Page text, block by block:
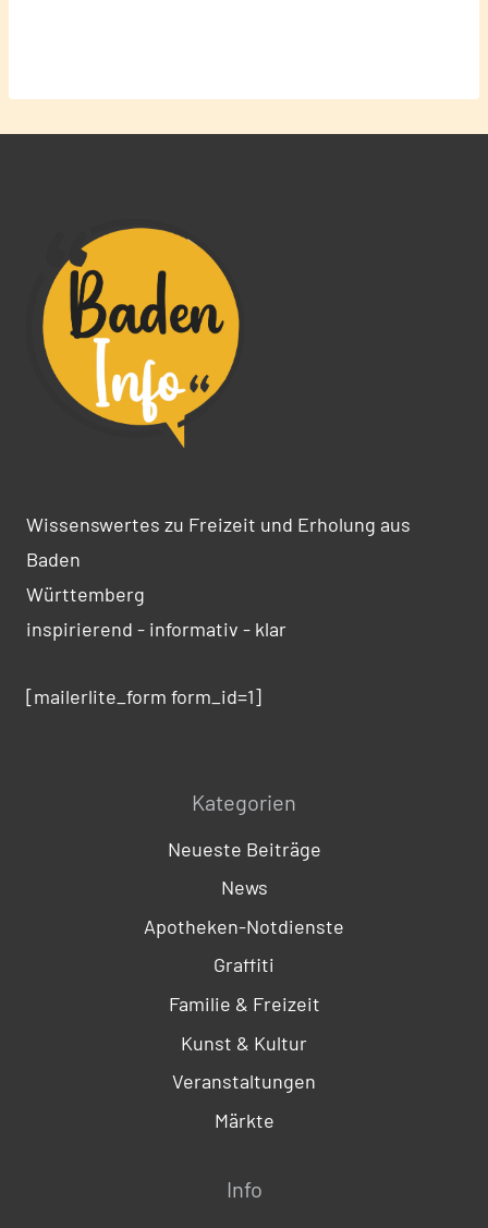
Wissenswertes zu Freizeit und Erholung aus
Baden
Württemberg
inspirierend - informativ - klar
[mailerlite_form form_id=1]
Kategorien
Neueste Beiträge
News
Apotheken-Notdienste
Graffiti
Familie & Freizeit
Kunst & Kultur
Veranstaltungen
Märkte
Info